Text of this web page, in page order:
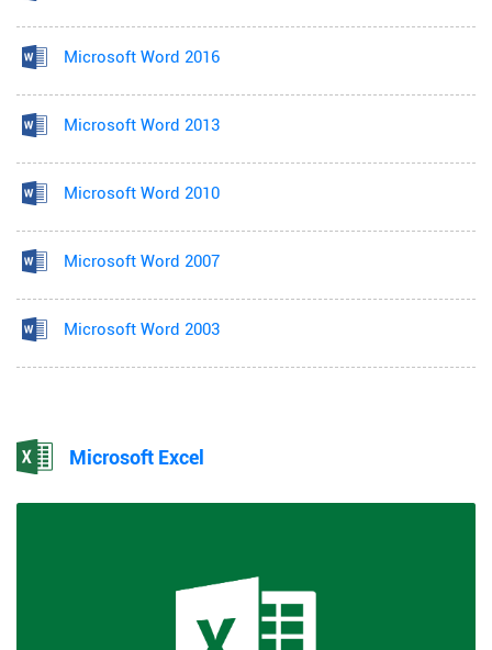
Microsoft Word 2016
Microsoft Word 2013
Microsoft Word 2010
Microsoft Word 2007
Microsoft Word 2003
Microsoft Excel